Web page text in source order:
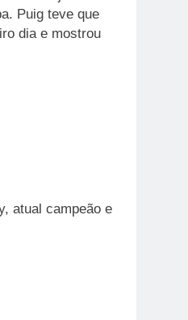
Puig teve que
dia e mostrou
atual campeão e